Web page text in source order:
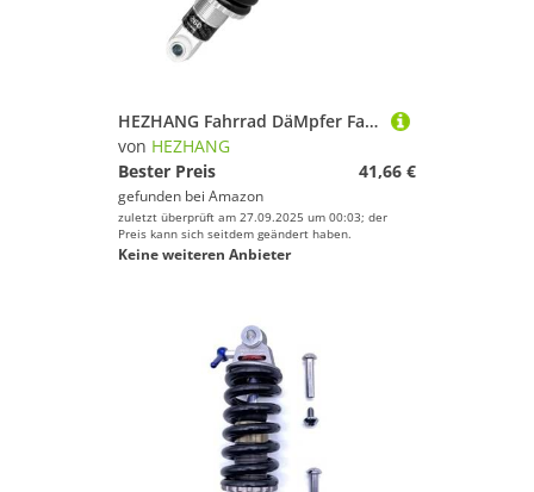
HEZHANG Fahrrad DäMpfer Fahrrad Stoßdämpfer Hinten Schocks 125 150 165 190mm for Downhill MTB Moutainbike Elektro Roller(24-24-165mm-850lbs)
von HEZHANG
Bester Preis
41,66 €
gefunden bei Amazon
zuletzt überprüft am 27.09.2025 um 00:03; der
Preis kann sich seitdem geändert haben.
Keine weiteren Anbieter